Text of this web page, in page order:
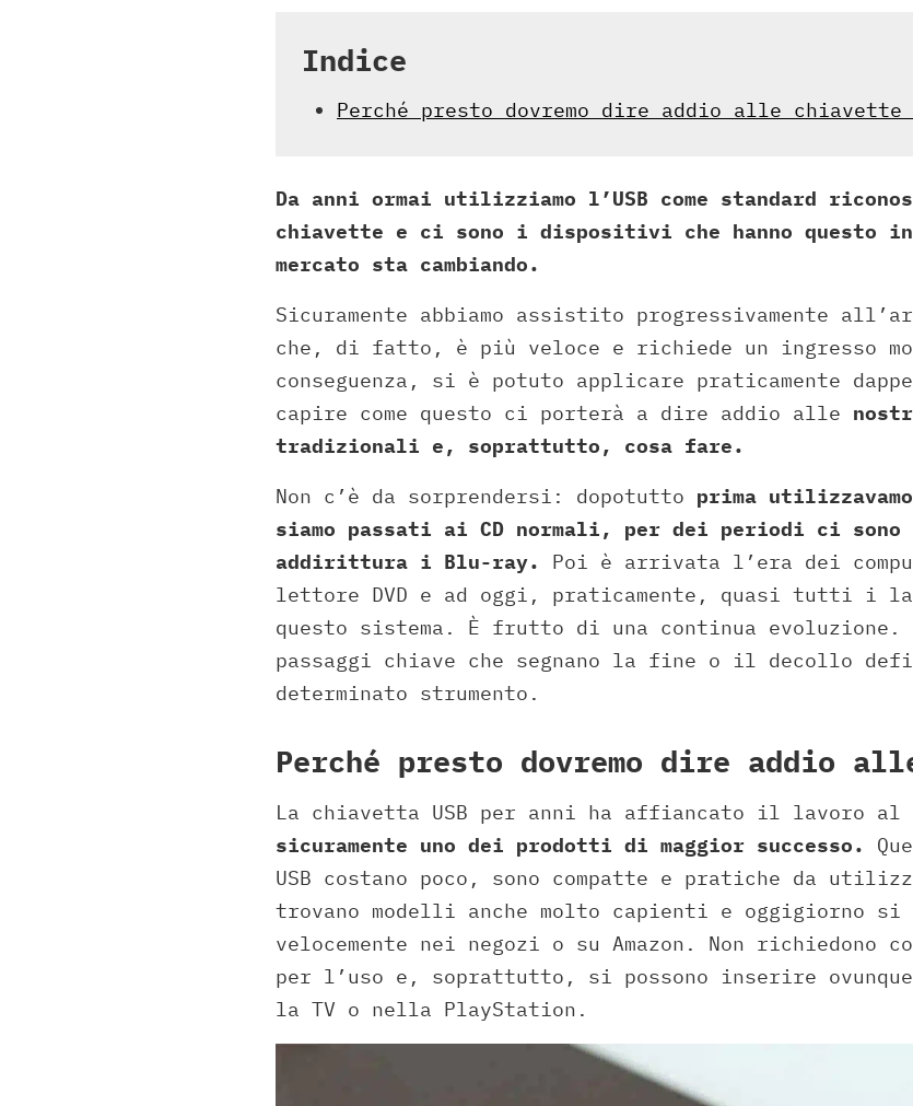
Indice
Perché presto dovremo dire addio alle chiavette
Da anni ormai utilizziamo l’USB come standard
chiavette e ci sono i dispositivi che hanno questo
mercato sta cambiando.
Sicuramente abbiamo assistito progressivamente
che, di fatto, è più veloce e richiede un ingresso
conseguenza, si è potuto applicare praticamente
capire come questo ci porterà a dire addio alle
tradizionali e, soprattutto, cosa fare.
Non c’è da sorprendersi: dopotutto prima
siamo passati ai CD normali, per dei periodi ci
addirittura i Blu-ray.
Poi è arrivata l’era dei
lettore DVD e ad oggi, praticamente, quasi tutti i
questo sistema. È frutto di una continua evoluzione.
passaggi chiave che segnano la fine o il decollo
determinato strumento.
Perché presto dovremo dire addio
La chiavetta USB per anni ha affiancato il lavoro al
sicuramente uno dei prodotti di maggior successo.
USB costano poco, sono compatte e pratiche da
trovano modelli anche molto capienti e oggigiorno si
velocemente nei negozi o su Amazon. Non richiedono
per l’uso e, soprattutto, si possono inserire
la TV o nella PlayStation.